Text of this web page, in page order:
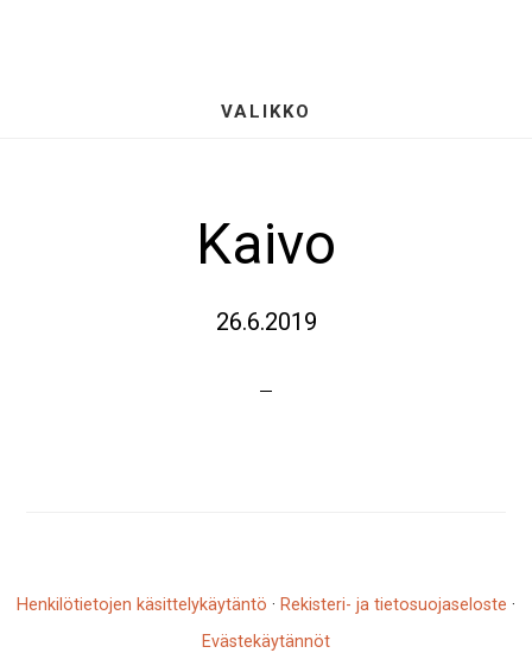
VALIKKO
Kaivo
26.6.2019
Henkilötietojen käsittelykäytäntö · Rekisteri- ja tietosuojaseloste ·
Evästekäytännöt